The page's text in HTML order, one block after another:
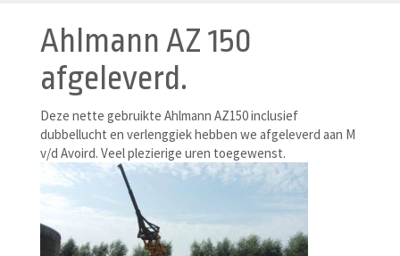
Ahlmann AZ 150
afgeleverd.
Deze nette gebruikte Ahlmann AZ150 inclusief
dubbellucht en verlenggiek hebben we afgeleverd aan M
v/d Avoird. Veel plezierige uren toegewenst.